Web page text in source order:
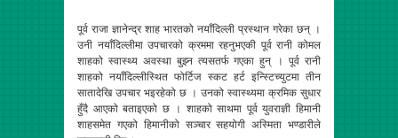
पूर्व राजा ज्ञानेन्द्र शाह भारतको नयाँदिल्ली प्रस्थान गरेका छन् ।
उनी नयाँदिल्लीमा उपचारको क्रममा रहनुभएकी पूर्व रानी कोमल
शाहको स्वास्थ्य अवस्था बुझ्न त्यसतर्फ गएका हुन् । पूर्व रानी
शाहको नयाँदिल्लीस्थित फोर्टिज स्कट हर्ट इन्स्टिच्युटमा तीन
सातादेखि उपचार भइरहेको छ । उनको स्वास्थ्यमा क्रमिक सुधार
हुँदै आएको बताइएको छ । शाहको साथमा पूर्व युवराज्ञी हिमानी
शाहसमेत गएको हिमानीको सञ्चार सहयोगी अस्मिता भण्डारीले